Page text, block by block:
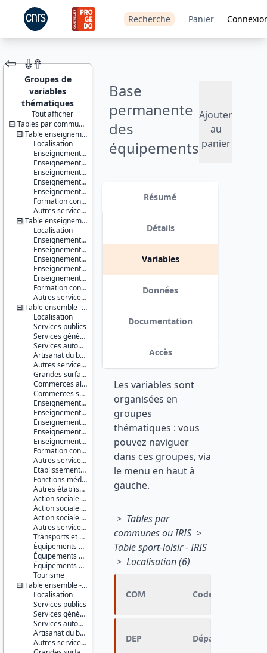
Recherche Panier
JEU DE
DONNÉES
Base
permanente
des
équipements
Ajouter
au
panier
⇦ ⇮⇮
Groupes de
variables
thématiques
Tout afficher
Tables par communes ou IRIS
Table enseignement - communes
Localisation
Enseignement du premier degré
Enseignement du second degré premier cycle
Enseignement du second degré second cycle
Enseignement supérieur non universitaire
Enseignement supérieur universitaire
Formation continue
Autres services de l'éducation
Table enseignement - IRIS
Localisation
Enseignement du premier degré
Enseignement du second degré premier cycle
Enseignement du second degré second cycle
Enseignement supérieur non universitaire
Enseignement supérieur universitaire
Formation continue
Autres services de l'éducation
Table ensemble - communes
Localisation
Services publics
Services généraux
Services automobiles
Artisanat du bâtiment
Autres services à la population
Grandes surfaces
Commerces alimentaires
Commerces spécialisés non alimentaires
Enseignement du premier degré
Enseignement du second degré premier cycle
Enseignement du second degré second cycle
Enseignement supérieur non universitaire
Enseignement supérieur universitaire
Formation continue
Autres services de l'éducation
Etablissements et services de santé
Fonctions médicales et para-médicales
Autres établissements et services à caractère sanitaire
Action sociale pour personnes âgées
Action sociale pour enfants en bas âge
Action sociale pour handicapés
Autres services d'action sociale
Transports et déplacements
Équipements sportifs
Équipements de loisirs
Équipements culturels et socioculturels
Tourisme
Table ensemble - IRIS
Localisation
Services publics
Services généraux
Services automobiles
Artisanat du bâtiment
Autres services à la population
Identifiants :
lil-1444
doi:10.13144/lil-
1444
Thème :
Données
localisées
Série :
Base
permanente
des
équipements
(BPE)
Couverture
géographique :
France
métropolitaine
Guadeloupe
Martinique
Guyane
La
Réunion
Mayotte
Producteur :
INSEE
Diffuseur :
Progedo-
Adisp
Résumé
Détails
Variables
Données
Documentation
Accès
Les variables sont
organisées en
groupes
thématiques : vous
pouvez naviguer
dans ces groupes, via
le menu en haut à
gauche.
> Tables par
communes ou IRIS >
Table sport-loisir - IRIS
> Localisation (6)
COM Code commune
DEP Département